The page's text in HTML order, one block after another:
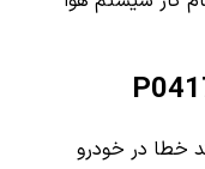
خطا در خودرو